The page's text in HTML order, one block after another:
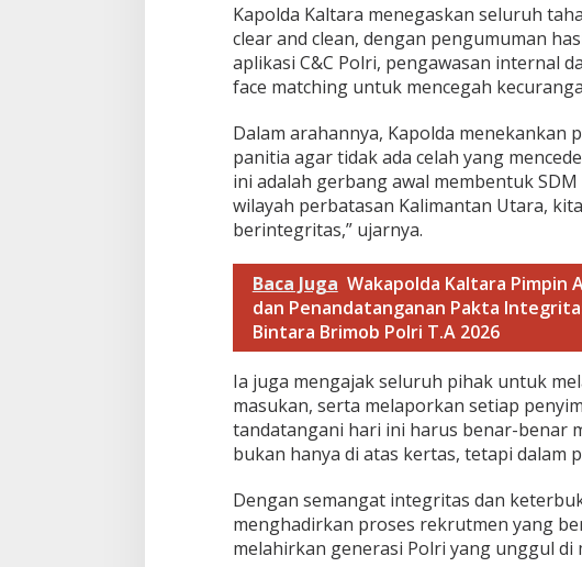
Kapolda Kaltara menegaskan seluruh
clear and clean, dengan pengumuman
aplikasi C&C Polri, pengawasan internal
face matching untuk mencegah
Dalam arahannya, Kapolda
panitia agar tidak ada celah yang
ini adalah gerbang awal membentuk
wilayah perbatasan Kalimantan Utara,
berintegritas,” ujarnya.
Baca Juga Wakapolda Kaltara Pimpin
dan Penandatanganan Pakta
Bintara Brimob Polri T.A 2026
Ia juga mengajak seluruh pihak untuk
masukan, serta melaporkan setiap
tandatangani hari ini harus benar-benar
bukan hanya di atas kertas, tetapi dalam
Dengan semangat integritas dan
menghadirkan proses rekrutmen yang
melahirkan generasi Polri yang unggul di